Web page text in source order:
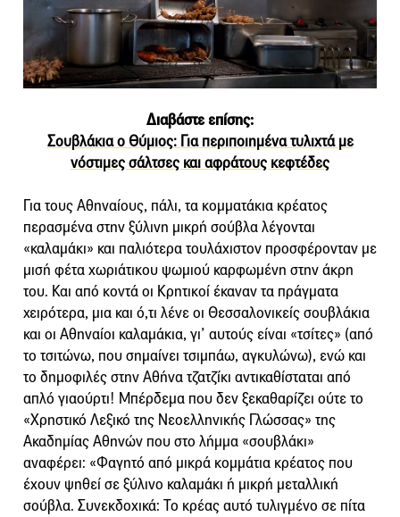
Διαβάστε επίσης:
Σουβλάκια ο Θύμιος: Για περιποιημένα τυλιχτά με
νόστιμες σάλτσες και αφράτους κεφτέδες
Για τους Αθηναίους, πάλι, τα κομματάκια κρέατος
περασμένα στην ξύλινη μικρή σούβλα λέγονται
«καλαμάκι» και παλιότερα τουλάχιστον προσφέρονταν με
μισή φέτα χωριάτικου ψωμιού καρφωμένη στην άκρη
του. Και από κοντά οι Κρητικοί έκαναν τα πράγματα
χειρότερα, μια και ό,τι λένε οι Θεσσαλονικείς σουβλάκια
και οι Αθηναίοι καλαμάκια, γι’ αυτούς είναι «τσίτες» (από
το τσιτώνω, που σημαίνει τσιμπάω, αγκυλώνω), ενώ και
το δημοφιλές στην Αθήνα τζατζίκι αντικαθίσταται από
απλό γιαούρτι! Μπέρδεμα που δεν ξεκαθαρίζει ούτε το
«Χρηστικό Λεξικό της Νεοελληνικής Γλώσσας» της
Ακαδημίας Αθηνών που στο λήμμα «σουβλάκι»
αναφέρει: «Φαγητό από μικρά κομμάτια κρέατος που
έχουν ψηθεί σε ξύλινο καλαμάκι ή μικρή μεταλλική
σούβλα. Συνεκδοχικά: Το κρέας αυτό τυλιγμένο σε πίτα